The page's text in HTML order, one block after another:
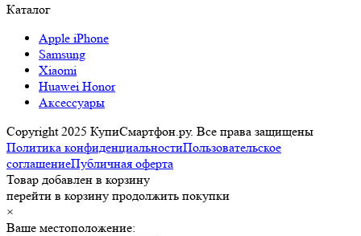
Каталог
Apple iPhone
Samsung
Xiaomi
Huawei Honor
Аксессуары
Copyright 2025 КупиСмартфон.ру. Все права защищены
Политика конфиденциальностиПользовательское
соглашениеПубличная оферта
Товар добавлен в корзину
перейти в корзину продолжить покупки
×
Ваше местоположение: